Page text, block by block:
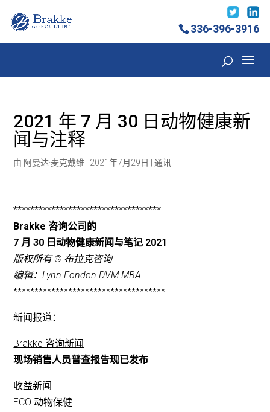
336-396-3916
2021 年 7 月 30 日动物健康新
闻与注释
由 阿曼达·麦克戴维 2021年7月29日 |通讯
***********************************
Brakke 咨询公司的
7 月 30 日动物健康新闻与笔记 2021
版权所有 © 布拉克咨询
编辑：Lynn Fondon DVM MBA
************************************
新闻报道：
Brakke 咨询新闻
现场销售人员普查报告现已发布
收益新闻
ECO 动物保健